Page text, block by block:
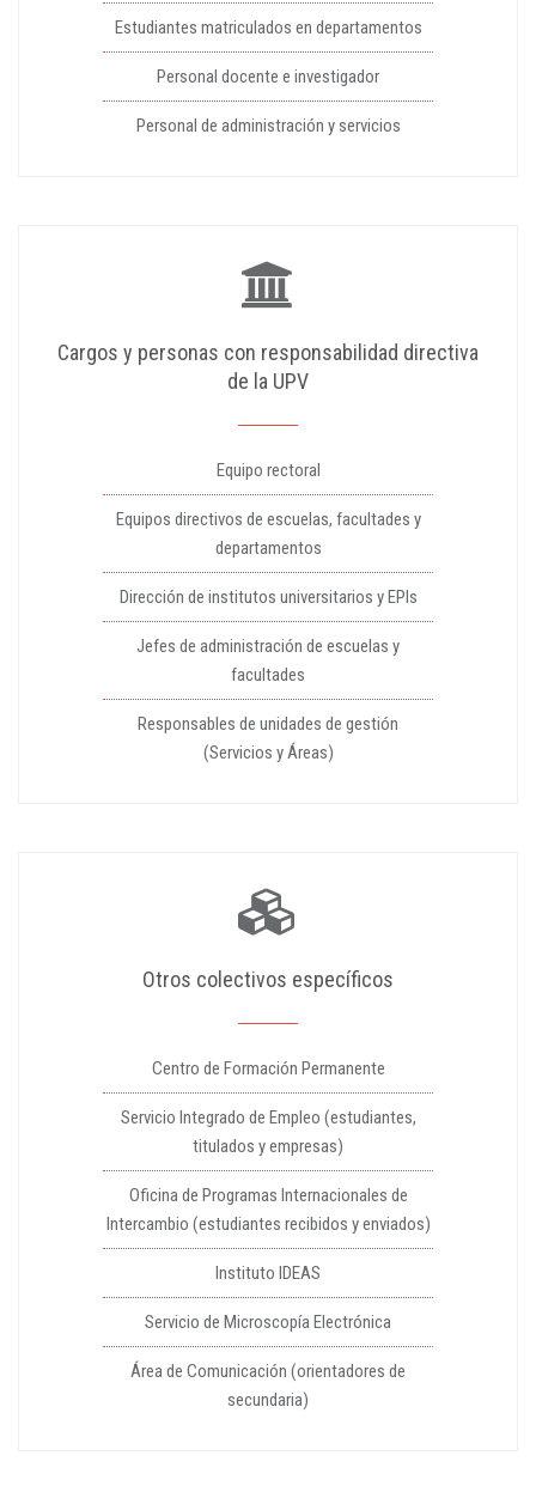
Estudiantes matriculados en departamentos
Personal docente e investigador
Personal de administración y servicios
Cargos y personas con responsabilidad directiva
de la UPV
Equipo rectoral
Equipos directivos de escuelas, facultades y
departamentos
Dirección de institutos universitarios y EPIs
Jefes de administración de escuelas y
facultades
Responsables de unidades de gestión
(Servicios y Áreas)
Otros colectivos específicos
Centro de Formación Permanente
Servicio Integrado de Empleo (estudiantes,
titulados y empresas)
Oficina de Programas Internacionales de
Intercambio (estudiantes recibidos y enviados)
Instituto IDEAS
Servicio de Microscopía Electrónica
Área de Comunicación (orientadores de
secundaria)